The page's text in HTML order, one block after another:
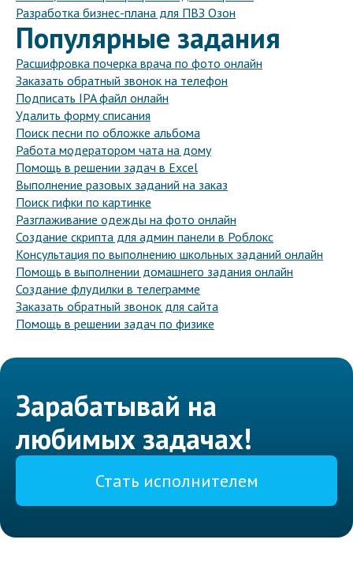
Разработка бизнес-плана для ПВЗ Озон
Популярные задания
Расшифровка почерка врача по фото онлайн
Заказать обратный звонок на телефон
Подписать IPA файл онлайн
Удалить форму списания
Поиск песни по обложке альбома
Работа модератором чата на дому
Помощь в решении задач в Excel
Выполнение разовых заданий на заказ
Поиск гифки по картинке
Разглаживание одежды на фото онлайн
Создание скрипта для админ панели в Роблокс
Консультация по выполнению школьных заданий онлайн
Помощь в выполнении домашнего задания онлайн
Создание флудилки в телеграмме
Заказать обратный звонок для сайта
Помощь в решении задач по физике
Зарабатывай на
любимых задачах!
Стать исполнителем